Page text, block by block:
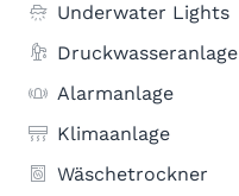
Underwater Lights
Druckwasseranlage
Alarmanlage
Klimaanlage
Wäschetrockner